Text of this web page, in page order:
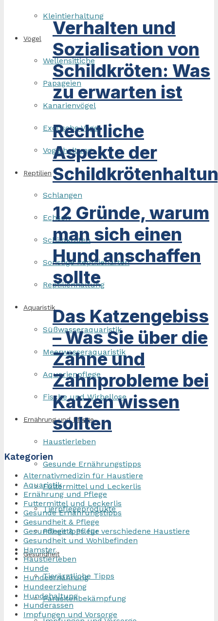
Kleintierhaltung
Vögel
Wellensittiche
Papageien
Kanarienvögel
Exotische Vögel
Vogelhaltung
Reptilien
Schlangen
Echsen
Schildkröten
Sonstige Reptilienarten
Reptilienhaltung
Aquaristik
Süßwasseraquaristik
Meerwasseraquaristik
Aquarienpflege
Fische und Wirbellose
Ernährung und Pflege
Haustierleben
Gesunde Ernährungstipps
Futtermittel und Leckerlis
Tierpflegeprodukte
Pflegetipps für verschiedene Haustiere
Gesundheit
Tierärztliche Tipps
Parasitenbekämpfung
Verhalten und
Sozialisation von
Schildkröten: Was
zu erwarten ist
Rechtliche
Aspekte der
12 Gründe, warum
man sich einen
Hund anschaffen
sollte
Das Katzengebiss
– Was Sie über die
Zähne und
Zahnprobleme bei
Katzen wissen
sollten
Kategorien
Alternativmedizin für Haustiere
Aquaristik
Ernährung und Pflege
Futtermittel und Leckerlis
Gesunde Ernährungstipps
Gesundheit & Pflege
Gesundheit & Pflege
Gesundheit und Wohlbefinden
Hamster
Haustierleben
Hunde
Hundeernährung
Hundeerziehung
Hundehaltung
Hunderassen
Impfungen und Vorsorge